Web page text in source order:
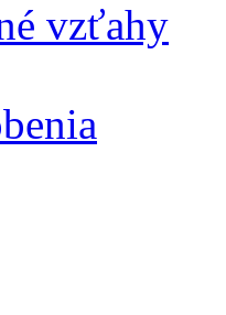
vzťahy